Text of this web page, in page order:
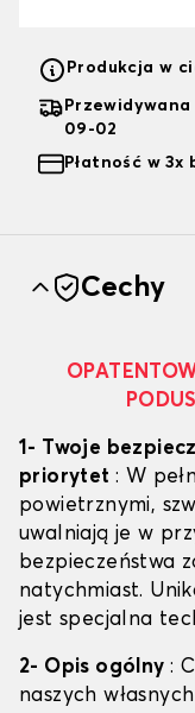
Produkcja w
09-02
Płatność w
Cechy
1- Twoje
priorytet: W
powietrznymi,
uwalniają je w
bezpieczeństwa
natychmiast.
jest specjalna
2- Opis ogólny :
naszych